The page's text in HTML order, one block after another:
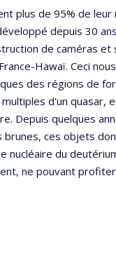
plus de 95% de
depuis 30
de caméras
Hawaï. Ceci
des régions de
d'un quasar,
Depuis quelques
ces objets
nucléaire du
ne pouvant